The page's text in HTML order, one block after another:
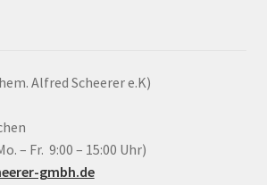
Alfred Scheerer e.K)
– Fr. 9:00 – 15:00 Uhr)
gmbh.de